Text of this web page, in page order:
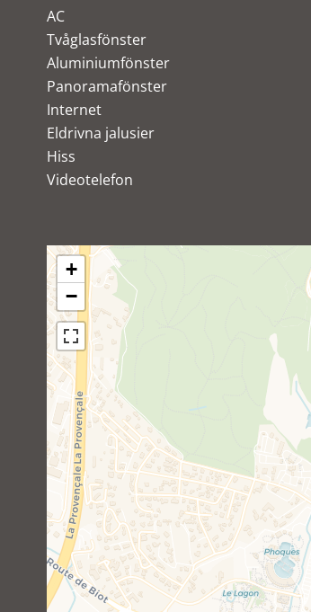
AC
Tvåglasfönster
Aluminiumfönster
Panoramafönster
Internet
Eldrivna jalusier
Hiss
Videotelefon
+
−